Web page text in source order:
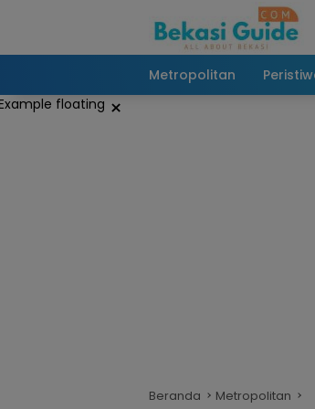
Metropolitan
×
Beranda Metropolitan